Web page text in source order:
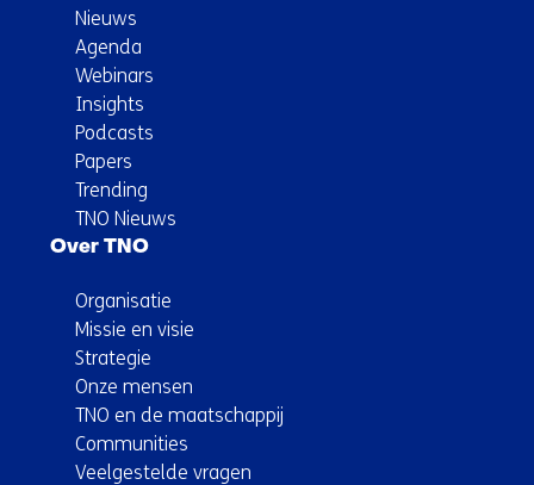
Nieuws
Agenda
Webinars
Insights
Podcasts
Papers
Trending
TNO Nieuws
Over TNO
Organisatie
Missie en visie
Strategie
Onze mensen
TNO en de maatschappij
Communities
Veelgestelde vragen